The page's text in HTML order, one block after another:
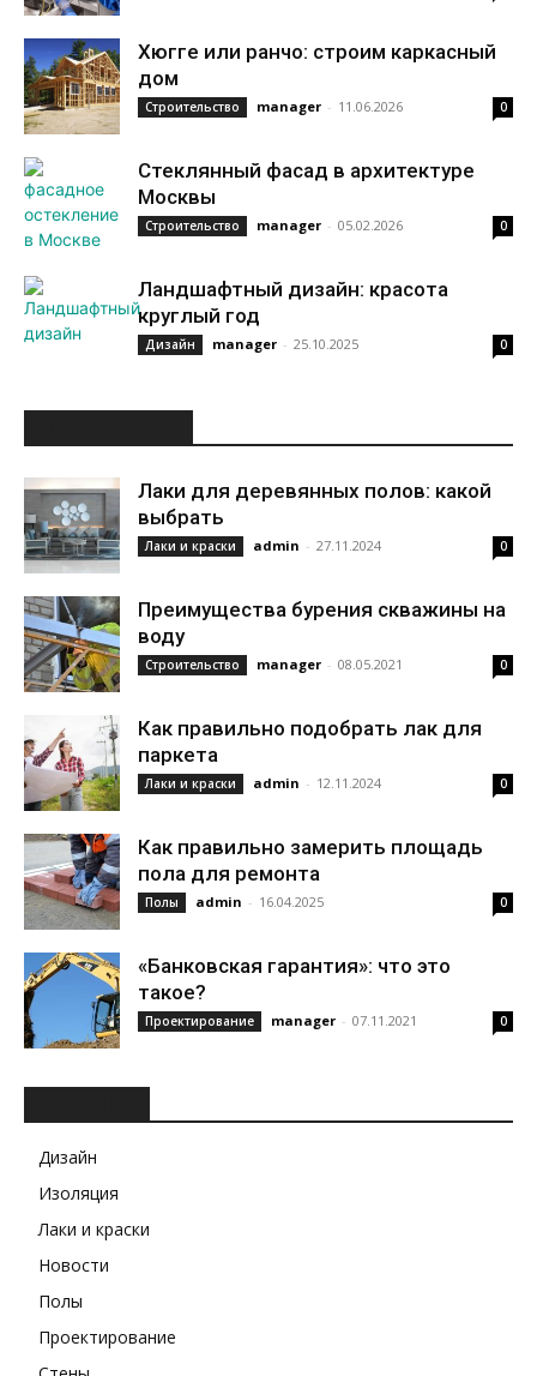
Хюгге или ранчо: строим каркасный
дом
Строительство manager - 11.06.2026 0
Стеклянный фасад в архитектуре
Москвы
Строительство manager - 05.02.2026 0
Ландшафтный дизайн: красота
круглый год
Дизайн manager - 25.10.2025 0
Лаки для деревянных полов: какой
выбрать
Лаки и краски admin - 27.11.2024 0
Преимущества бурения скважины на
воду
Строительство manager - 08.05.2021 0
Как правильно подобрать лак для
паркета
Лаки и краски admin - 12.11.2024 0
Как правильно замерить площадь
пола для ремонта
Полы admin - 16.04.2025 0
«Банковская гарантия»: что это
такое?
Проектирование manager - 07.11.2021 0
Дизайн
Изоляция
Лаки и краски
Новости
Полы
Проектирование